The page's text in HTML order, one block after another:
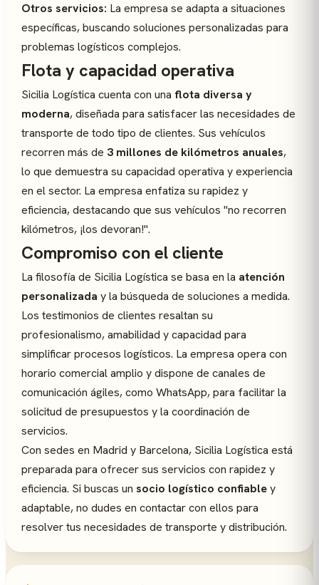
Otros servicios: La empresa se adapta a situaciones
específicas, buscando soluciones personalizadas para
problemas logísticos complejos.
Flota y capacidad operativa
Sicilia Logística cuenta con una flota diversa y
moderna, diseñada para satisfacer las necesidades de
transporte de todo tipo de clientes. Sus vehículos
recorren más de 3 millones de kilómetros anuales,
lo que demuestra su capacidad operativa y experiencia
en el sector. La empresa enfatiza su rapidez y
eficiencia, destacando que sus vehículos "no recorren
kilómetros, ¡los devoran!".
Compromiso con el cliente
La filosofía de Sicilia Logística se basa en la atención
personalizada y la búsqueda de soluciones a medida.
Los testimonios de clientes resaltan su
profesionalismo, amabilidad y capacidad para
simplificar procesos logísticos. La empresa opera con
horario comercial amplio y dispone de canales de
comunicación ágiles, como WhatsApp, para facilitar la
solicitud de presupuestos y la coordinación de
servicios.
Con sedes en Madrid y Barcelona, Sicilia Logística está
preparada para ofrecer sus servicios con rapidez y
eficiencia. Si buscas un socio logístico confiabley
adaptable, no dudes en contactar con ellos para
resolver tus necesidades de transporte y distribución.